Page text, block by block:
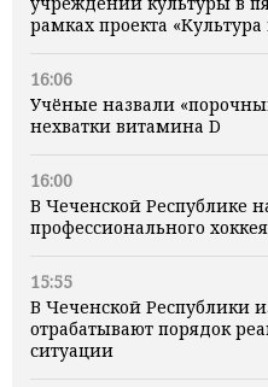
рамках проекта
16:06
Учёные назвали
нехватки витамина D
16:00
В Чеченской Республике
профессионального хоккея
15:55
В Чеченской Республики
отрабатывают порядок
ситуации